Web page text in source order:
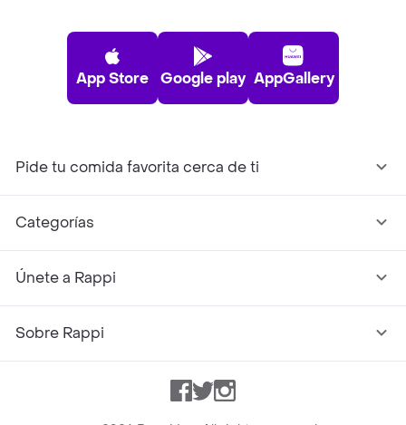
App Store Google play AppGallery
Pide tu comida favorita cerca de ti
Categorías
Únete a Rappi
Sobre Rappi
Facebook
TwitterInstagram